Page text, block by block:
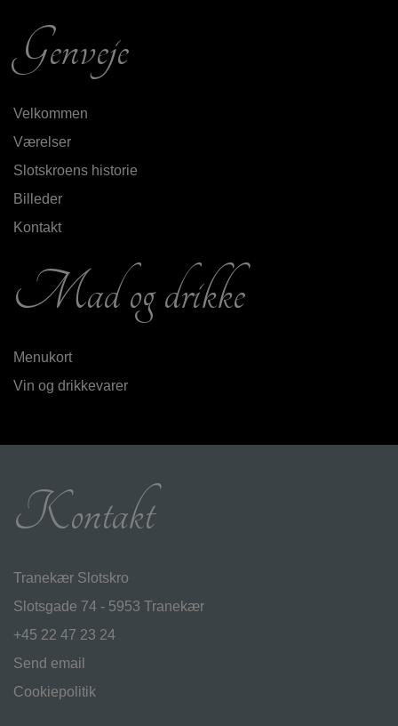
Genveje
Velkommen
Værelser
Slotskroens historie
Billeder
Kontakt
Mad og drikke
Menukort
Vin og drikkevarer
Kontakt
Tranekær Slotskro
Slotsgade 74 - 5953 Tranekær
+45 22 47 23 24
Send email
Cookiepolitik